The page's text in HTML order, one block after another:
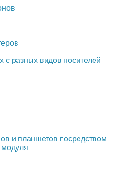
с разных видов носителей
и планшетов посредством
модуля